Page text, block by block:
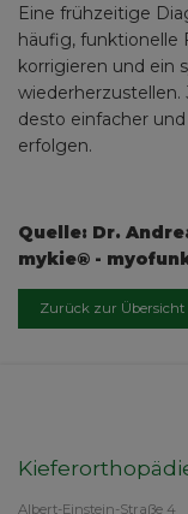
Zurück zur Übersicht
Eine frühzeitige
häufig, funktionelle
korrigieren und ein
wiederherzustellen.
desto einfacher
erfolgen.
Quelle: Dr.
mykie® -
Albert-Einstein-Straße 4